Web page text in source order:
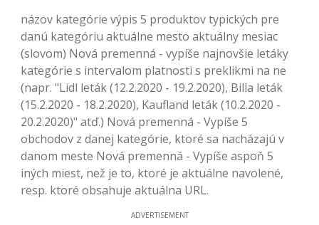
názov kategórie výpis 5 produktov typických pre
danú kategóriu aktuálne mesto aktuálny mesiac
(slovom) Nová premenná - vypíše najnovšie letáky
kategórie s intervalom platnosti s preklikmi na ne
(napr. "Lidl leták (12.2.2020 - 19.2.2020), Billa leták
(15.2.2020 - 18.2.2020), Kaufland leták (10.2.2020 -
20.2.2020)" atď.) Nová premenná - Vypíše 5
obchodov z danej kategórie, ktoré sa nacházajú v
danom meste Nová premenná - Vypíše aspoň 5
iných miest, než je to, ktoré je aktuálne navolené,
resp. ktoré obsahuje aktuálna URL.
ADVERTISEMENT